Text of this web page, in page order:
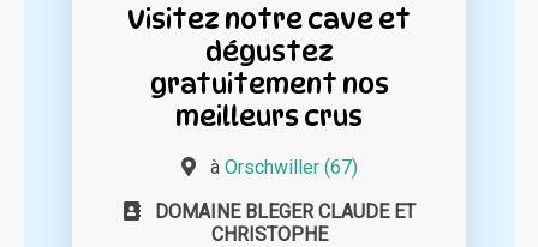
Visitez notre cave et
dégustez
gratuitement nos
meilleurs crus
à Orschwiller (67)
DOMAINE BLEGER CLAUDE ET
CHRISTOPHE